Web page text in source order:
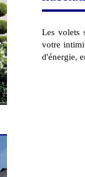
Les volets
votre
d'énergie,